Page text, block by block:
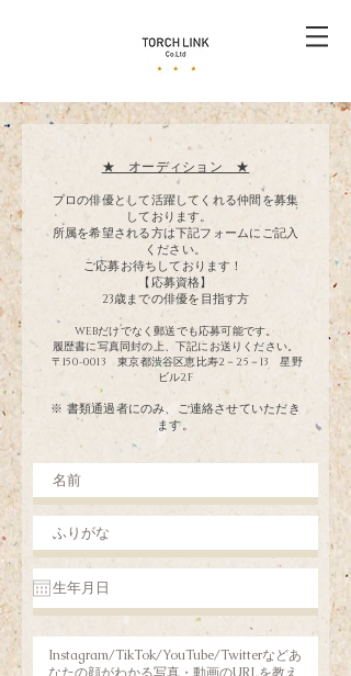
★ オーディション ★
プロの俳優として活躍してくれる仲間を募集
しております。
​所属を希望される方は下記フォームにご記入
ください。
ご応募お待ちしております！
【応募資格】
23歳までの俳優を目指す方
WEBだけでなく郵送でも応募可能です。
履歴書に写真同封の上、下記にお送りください。
​〒150-0013 東京都渋谷区恵比寿2－25－13 星野
ビル2F
※ 書類通過者にのみ、ご連絡させていただき
ます。